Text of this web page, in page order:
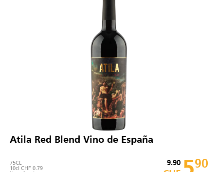
Atila Red Blend Vino de España
75CL
10cl CHF 0.79
9.90 90